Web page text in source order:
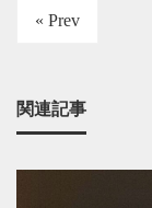
« Prev
関連記事